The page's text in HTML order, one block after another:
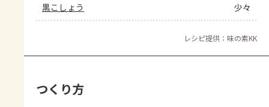
黒こしょう 少々
レシピ提供：味の素KK
つくり方